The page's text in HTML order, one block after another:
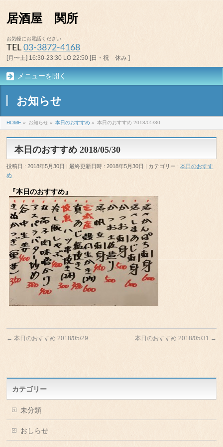
居酒屋 関所
お気軽にお電話ください
TEL03-3872-4168
[月〜土] 16:30-23:30 LO 22:50 [日・祝 休み ]
メニューを開く
お知らせ
HOME » お知らせ » 本日のおすすめ » 本日のおすすめ 2018/05/30
本日のおすすめ 2018/05/30
投稿日 : 2018年5月30日 最終更新日時 : 2018年5月30日 カテゴリー :本日のおすす
め
『本日のおすすめ』
← 本日のおすすめ 2018/05/29 本日のおすすめ 2018/05/31 →
カテゴリー
未分類
おしらせ